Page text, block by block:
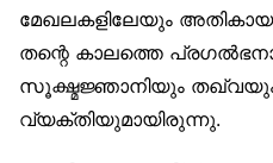
മേഖലകളിലേയും
തന്റെ കാലത്തെ
സൂക്ഷ്മജ്ഞാനിയും
വ്യക്തിയുമായിരുന്നു.